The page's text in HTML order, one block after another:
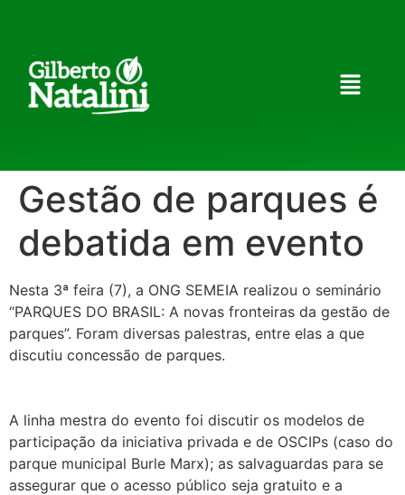
Gestão de parques é
debatida em evento
Nesta 3ª feira (7), a ONG SEMEIA realizou o seminário
“PARQUES DO BRASIL: A novas fronteiras da gestão de
parques”. Foram diversas palestras, entre elas a que
discutiu concessão de parques.
A linha mestra do evento foi discutir os modelos de
participação da iniciativa privada e de OSCIPs (caso do
parque municipal Burle Marx); as salvaguardas para se
assegurar que o acesso público seja gratuito e a